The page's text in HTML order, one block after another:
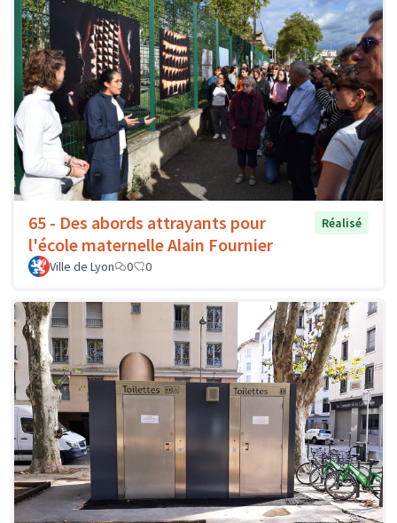
65 - Des abords attrayants pour
l'école maternelle Alain Fournier
Réalisé
Ville de Lyon 0 0